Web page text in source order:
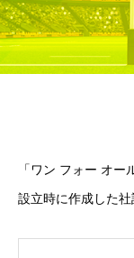
「ワン フォー オ
設立時に作成した社